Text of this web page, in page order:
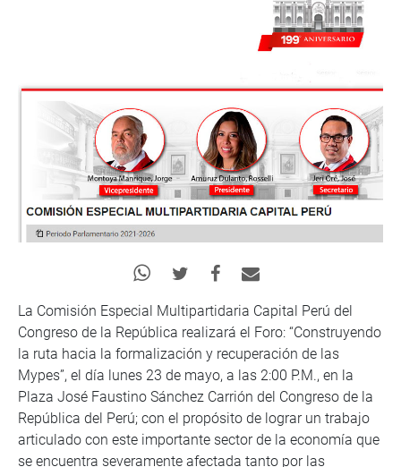
La Comisión Especial Multipartidaria Capital Perú del
Congreso de la República realizará el Foro: “Construyendo
la ruta hacia la formalización y recuperación de las
Mypes”, el día lunes 23 de mayo, a las 2:00 P.M., en la
Plaza José Faustino Sánchez Carrión del Congreso de la
República del Perú; con el propósito de lograr un trabajo
articulado con este importante sector de la economía que
se encuentra severamente afectada tanto por las